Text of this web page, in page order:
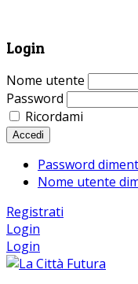
Login
Nome utente
Password
Ricordami
Accedi
Password
Nome utente
Registrati
Login
Login